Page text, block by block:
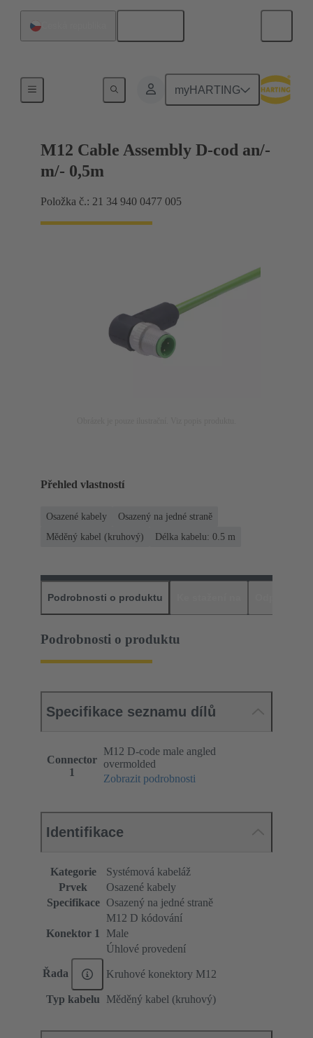
myHARTING
M12 Cable Assembly D-cod an/-
m/- 0,5m
Položka č.: 21 34 940 0477 005
Přehled vlastností
Osazené kabely
Osazený na jedné straně
Měděný kabel (kruhový)
Délka kabelu: 0.5 m
Podrobnosti o produktu
Podrobnosti o produktu
Specifikace seznamu dílů
Connector
1
M12 D-code male angled
overmolded
Zobrazit podrobnosti
Identifikace
Kategorie
Systémová kabeláž
Prvek
Osazené kabely
Specifikace
Osazený na jedné straně
Konektor 1
M12 D kódování
Male
Úhlové provedení
Řada Kruhové konektory M12
Typ kabelu Měděný kabel (kruhový)